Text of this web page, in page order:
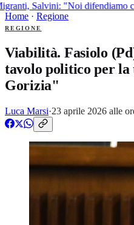
Salvini: "Noi difendiamo
Home · Regione
REGIONE
Viabilità. Fasiolo
tavolo politico per la
Gorizia"
Luca Marsi·23 aprile 2026 alle